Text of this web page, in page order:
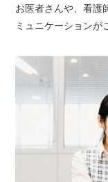
お医者さんや、看護
ミュニケーションが